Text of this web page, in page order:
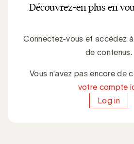
Découvrez-en plus en
Connectez-vous et accédez
de contenus.
Vous n'avez pas encore de
votre compte
Log in